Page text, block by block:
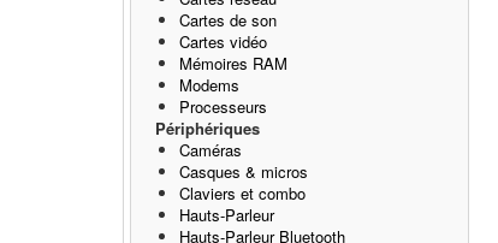
Cartes de son
Cartes vidéo
Mémoires RAM
Modems
Processeurs
Périphériques
Caméras
Casques & micros
Claviers et combo
Hauts-Parleur
Hauts-Parleur Bluetooth